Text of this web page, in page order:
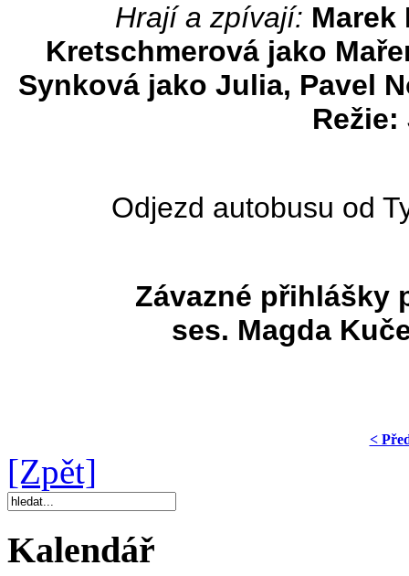
Hrají a zpívají: Marek
Kretschmerová jako
Synková jako Julia, Pavel
Odjezd autobusu od
Závazné přihlášky
ses. Magda
<
[Zpět]
Kalendář